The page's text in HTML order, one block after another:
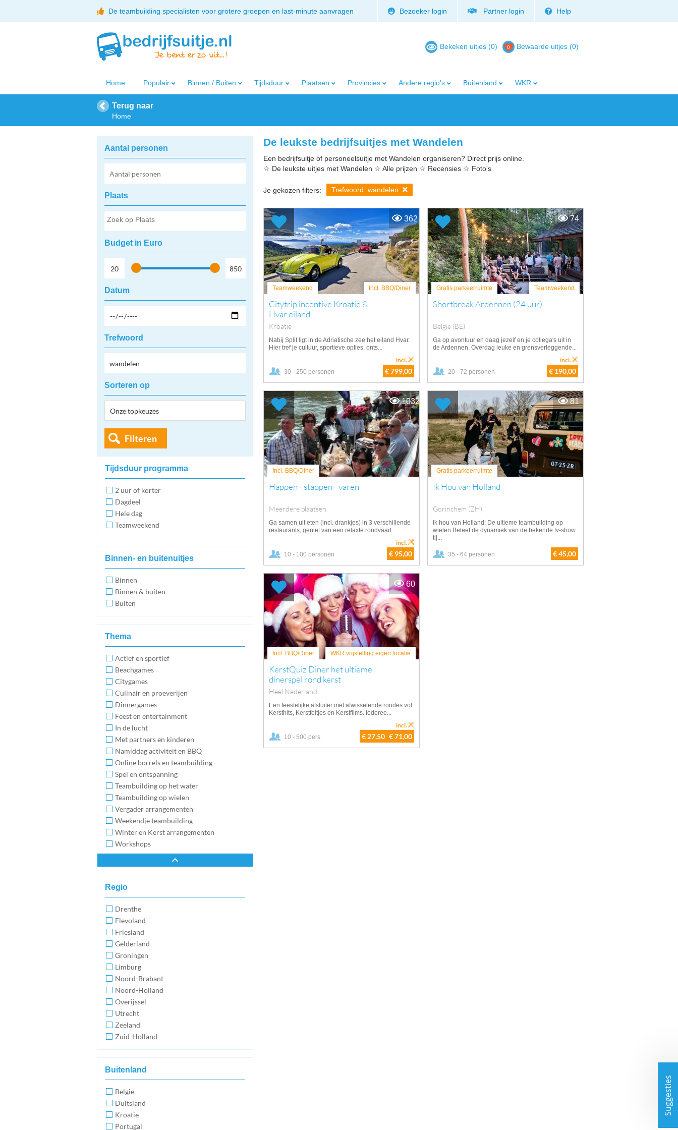
De teambuilding specialisten voor grotere groepen en last-minute aanvragen Bezoeker login Partner login Help
Bekeken uitjes (0) Bewaarde uitjes (0)
Home Populair Binnen / Buiten Tijdsduur Plaatsen Provincies Andere regio's Buitenland WKR
Terug naar
Home
Aantal personen
Plaats
Budget in Euro
Datum
Trefwoord
Sorteren op
Filteren
Tijdsduur programma
2 uur of korter
Dagdeel
Hele dag
Teamweekend
Binnen- en buitenuitjes
Binnen
Binnen & buiten
Buiten
Thema
Actief en sportief
Beachgames
Citygames
Culinair en proeverijen
Dinnergames
Feest en entertainment
In de lucht
Met partners en kinderen
Namiddag activiteit en BBQ
Online borrels en teambuilding
Spel en ontspanning
Teambuilding op het water
Teambuilding op wielen
Vergader arrangementen
Weekendje teambuilding
Winter en Kerst arrangementen
Workshops
Regio
Drenthe
Flevoland
Friesland
Gelderland
Groningen
Limburg
Noord-Brabant
Noord-Holland
Overijssel
Utrecht
Zeeland
Zuid-Holland
Buitenland
Belgie
Duitsland
Kroatie
Portugal
De leukste bedrijfsuitjes met Wandelen
Een bedrijfsuitje of personeelsuitje met Wandelen organiseren? Direct prijs online.
☆ De leukste uitjes met Wandelen ☆ Alle prijzen ☆ Recensies ☆ Foto's
Je gekozen filters: Trefwoord: wandelen
Teamweekend Incl. BBQ/Diner
Citytrip incentive Kroatie &
Hvar eiland
Kroatie
Nabij Split ligt in de Adriatische zee het eiland Hvar.
Hier tref je cultuur, sportieve opties, onts...
30 - 250 personen € 799,00
incl.
362
Gratis parkeerruimte Teamweekend
Shortbreak Ardennen (24 uur)
Belgie (BE)
Ga op avontuur en daag jezelf en je collega's uit in
de Ardennen. Overdag leuke en grensverleggende...
20 - 72 personen € 190,00
incl.
74
Incl. BBQ/Diner
Happen - stappen - varen
Meerdere plaatsen
Ga samen uit eten (incl. drankjes) in 3 verschillende
restaurants, geniet van een relaxte rondvaart...
10 - 100 personen € 95,00
incl.
1032
Gratis parkeerruimte
Ik Hou van Holland
Gorinchem (ZH)
Ik hou van Holland: De ultieme teambuilding op
wielen Beleef de dynamiek van de bekende tv-show
tij...
35 - 64 personen € 45,00
81
Incl. BBQ/Diner WKR vrijstelling eigen locatie
KerstQuiz Diner het ultieme
dinerspel rond kerst
Heel Nederland
Een feestelijke afsluiter met afwisselende rondes vol
Kersthits, Kerstfeitjes en Kerstfilms. Iederee...
10 - 500 pers. € 27,50 € 71,00
incl.
60
Suggesties